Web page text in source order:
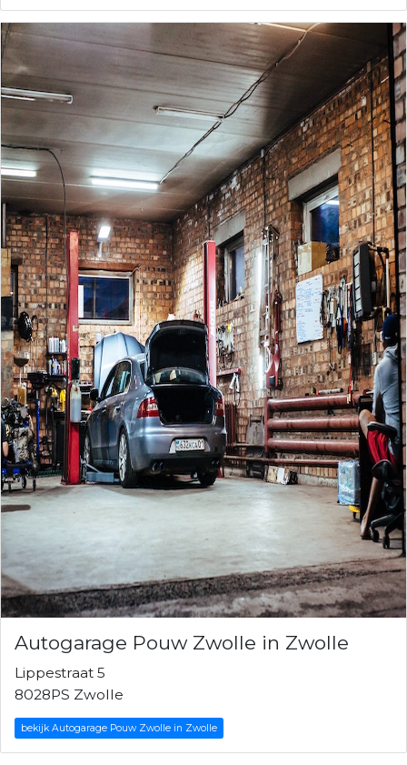
Autogarage Pouw Zwolle in Zwolle
Lippestraat 5
8028PS Zwolle
bekijk Autogarage Pouw Zwolle in Zwolle